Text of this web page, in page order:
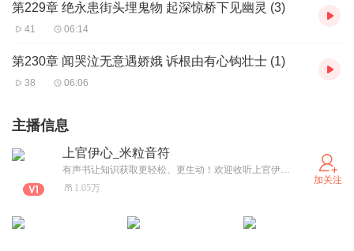
第229章 绝永患街头埋鬼物 起深惊桥下见幽灵 (3)
41 06:14
第230章 闻哭泣无意遇娇娥 诉根由有心钩壮士 (1)
38 06:06
主播信息
上官伊心_米粒音符
有声书让知识获取更轻松、更生动！欢迎收听上官伊心为您播讲的故事。
1.05万
加关注